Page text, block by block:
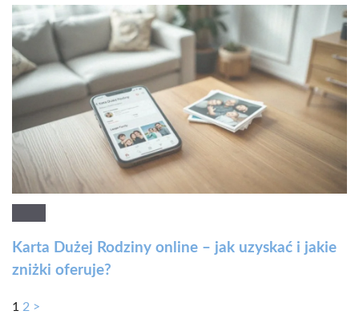
Karta Dużej Rodziny online – jak uzyskać i jakie
zniżki oferuje?
1 2 >